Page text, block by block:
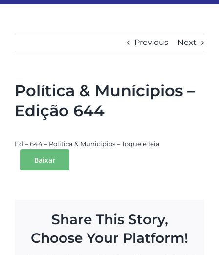
ASSINE
FALE CONOSCO
Previous Next
View
Image
Política & Munícipios –
Edição 644
Ed – 644 – Política & Municípios – Toque e leia
Baixar
Share This Story,
Choose Your Platform!